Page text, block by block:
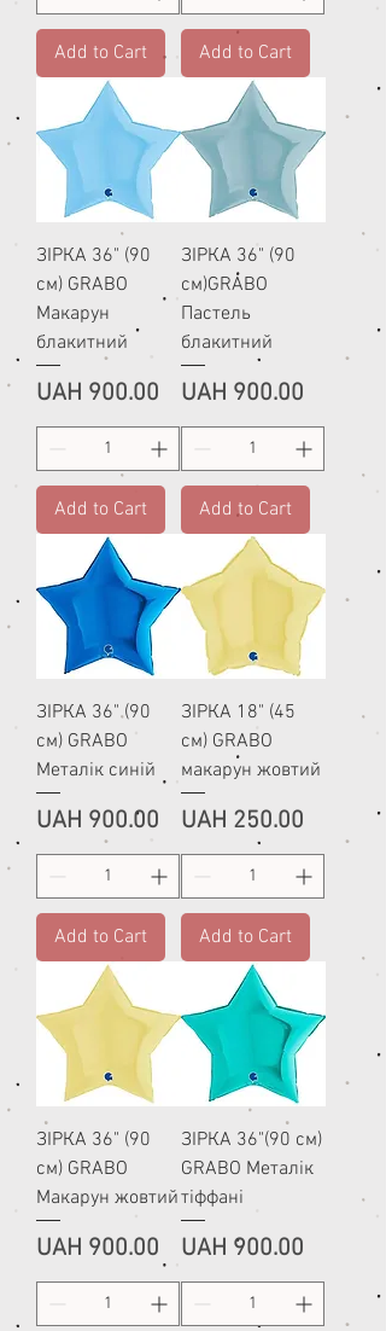
Add to Cart Add to Cart
ЗІРКА 36" (90
см) GRABO
Макарун
блакитний
Price
UAH 900.00
Add to Cart
ЗІРКА 36" (90
см)GRABO
Пастель
блакитний
Price
UAH 900.00
Add to Cart
ЗІРКА 36" (90
см) GRABO
Металік синій
Price
UAH 900.00
Add to Cart
ЗІРКА 18" (45
см) GRABO
макарун жовтий
Price
UAH 250.00
Add to Cart
ЗІРКА 36" (90
см) GRABO
Макарун жовтий
Price
UAH 900.00
ЗІРКА 36"(90 см)
GRABO Металік
тіффані
Price
UAH 900.00